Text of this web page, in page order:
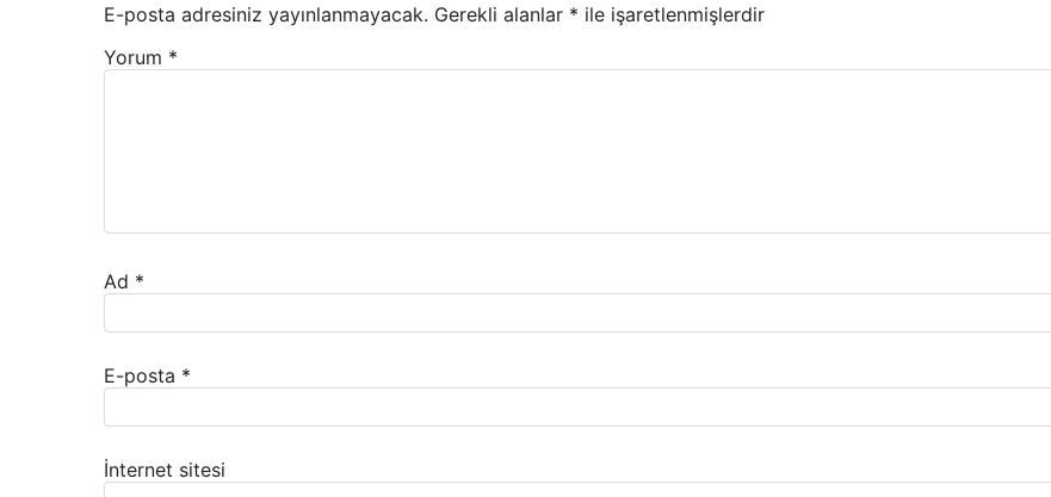
E-posta adresiniz yayınlanmayacak. Gerekli alanlar * ile işaretlenmişlerdir
Yorum *
Ad *
E-posta *
İnternet sitesi